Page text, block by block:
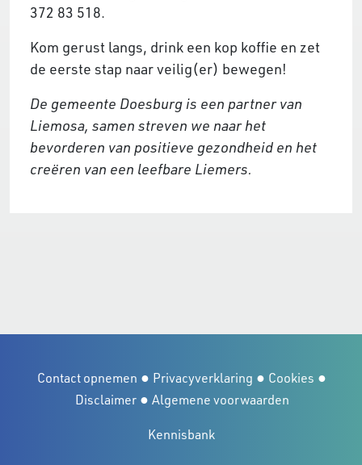
372 83 518.
Kom gerust langs, drink een kop koffie en zet
de eerste stap naar veilig(er) bewegen!
De gemeente Doesburg is een partner van
Liemosa, samen streven we naar het
bevorderen van positieve gezondheid en het
creëren van een leefbare Liemers.
Contact opnemen ● Privacyverklaring ● Cookies ●
Disclaimer● Algemene voorwaarden
Kennisbank